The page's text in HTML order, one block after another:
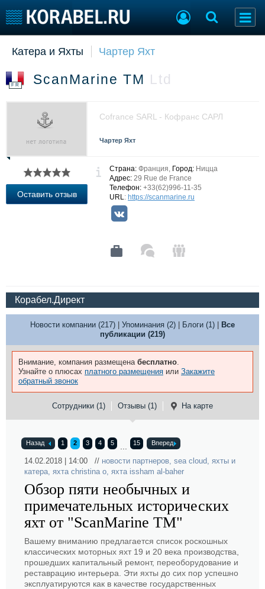
Судостроение
Новости
Репутация
Работа
Крюинг
Реклама
Торговая площадка
Продажа флота
Изделия
Услуги
Конференции
Выставки и семинары
Отзывы
Катера и Яхты Чартер Яхт
FR ScanMarine TM Ltd
Cofrance SARL - Кофранс САРЛ
Чартер Яхт
Оставить отзыв
Страна: Франция, Город: Ницца
Адрес: 29 Rue de France
Телефон: +33(62)996-11-35
URL: https://scanmarine.ru
Корабел.Директ
Новости компании (217) Упоминания (2) Блоги (1)
Все
публикации (219)
Внимание, компания размещена бесплатно.
Узнайте о плюсах платного размещения или Закажите
обратный звонок
Сотрудники (1) Отзывы (1) На карте
Назад 1 2 3 4 5 15 Вперед
14.02.2018 | 14:00 // новости партнеров, sea cloud, яхты и
катера, яхта christina o, яхта issham al-baher
Обзор пяти необычных и
примечательных исторических
яхт от "ScanMarine TM"
Вашему вниманию предлагается список роскошных
классических моторных яхт 19 и 20 века производства,
прошедших капитальный ремонт, переоборудование и
реставрацию интерьера. Эти яхты до сих пор успешно
эксплуатируются как в качестве государственных